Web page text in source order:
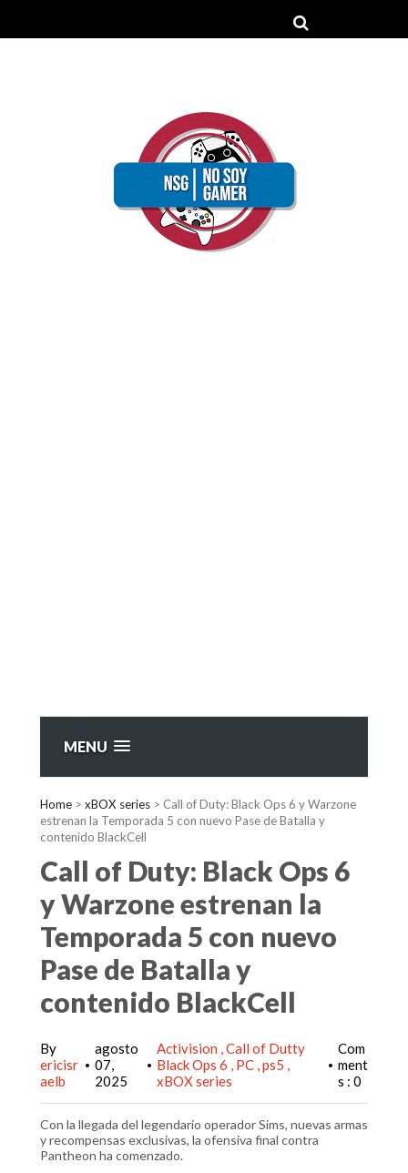
MENU
Home > xBOX series > Call of Duty: Black Ops 6 y Warzone
estrenan la Temporada 5 con nuevo Pase de Batalla y
contenido BlackCell
Call of Duty: Black Ops 6
y Warzone estrenan la
Temporada 5 con nuevo
Pase de Batalla y
contenido BlackCell
By
ericisr
aelb
•
agosto
07,
2025
•
Activision Call of Dutty
Black Ops 6
PC ps5
xBOX series
•
Com
ment
s : 0
Con la llegada del legendario operador Sims, nuevas armas
y recompensas exclusivas, la ofensiva final contra
Pantheon ha comenzado.